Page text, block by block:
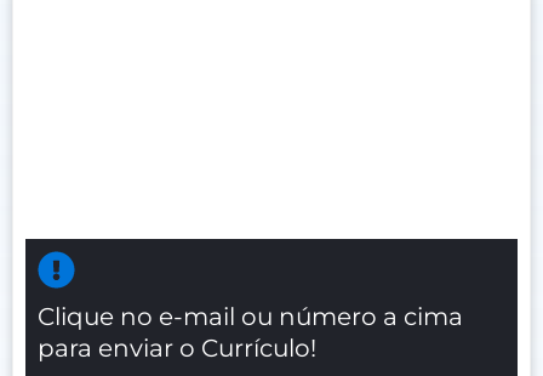
Clique no e-mail ou número a cima
para enviar o Currículo!